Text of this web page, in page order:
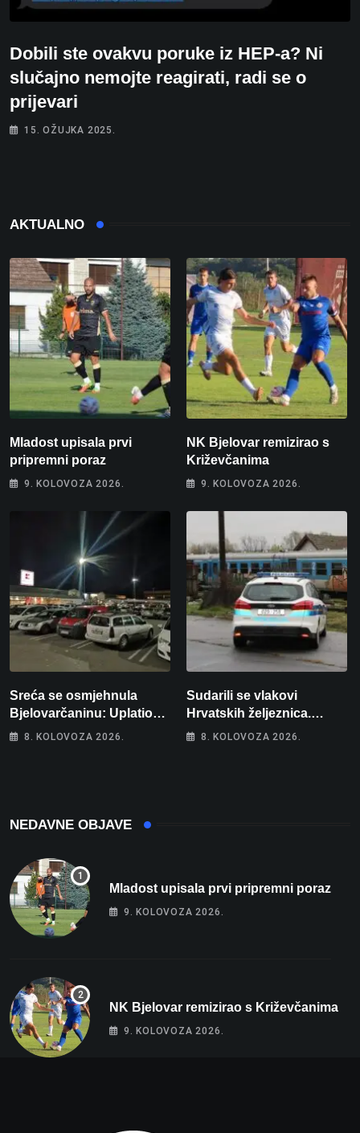
Dobili ste ovakvu poruke iz HEP-a? Ni
slučajno nemojte reagirati, radi se o
prijevari
15. OŽUJKA 2025.
AKTUALNO
Mladost upisala prvi
pripremni poraz
9. KOLOVOZA 2026.
NK Bjelovar remizirao s
Križevčanima
9. KOLOVOZA 2026.
Sreća se osmjehnula
Bjelovarčaninu: Uplatio
samo 4 eura, a osvojio
8. KOLOVOZA 2026.
Sudarili se vlakovi
Hrvatskih željeznica.
Šestero osoba teško
8. KOLOVOZA 2026.
NEDAVNE OBJAVE
Mladost upisala prvi pripremni poraz
9. KOLOVOZA 2026.
NK Bjelovar remizirao s Križevčanima
9. KOLOVOZA 2026.